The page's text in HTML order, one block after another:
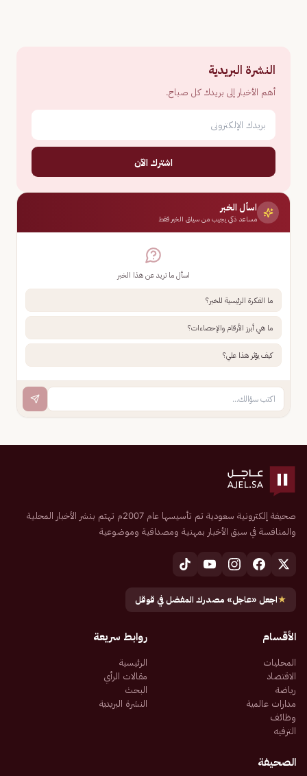
النشرة البريدية
أهم الأخبار إلى بريدك كل صباح.
اشترك الآن
اسأل الخبر
مساعد ذكي يجيب من سياق الخبر فقط
اسأل ما تريد عن هذا الخبر
ما الفكرة الرئيسية للخبر؟
ما هي أبرز الأرقام والإحصاءات؟
كيف يؤثر هذا علي؟
صحيفة إلكترونية سعودية تم تأسيسها عام 2007م تهتم بنشر الأخبار المحلية
والمنافسة في سبق الأخبار بمهنية ومصداقية وموضوعية
★اجعل «عاجل» مصدرك المفضل في قوقل
الأقسام
المحليات
الاقتصاد
رياضة
مدارات عالمية
وظائف
الترفيه
روابط سريعة
الرئيسية
مقالات الرأي
البحث
النشرة البريدية
الصحيفة